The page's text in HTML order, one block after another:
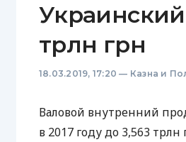
трлн грн
18.03.2019, 17:20 — Казна и
Валовой внутренний
в 2017 году до 3,563